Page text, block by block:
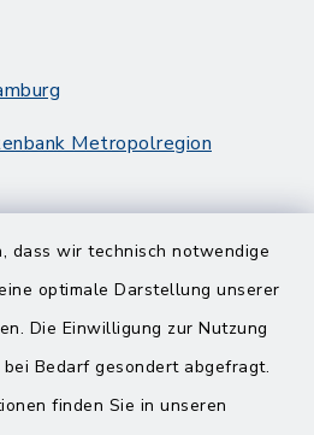
dass wir technisch notwendige
optimale Darstellung unserer
Die Einwilligung zur Nutzung
Bedarf gesondert abgefragt.
finden Sie in unseren
Metropolregion